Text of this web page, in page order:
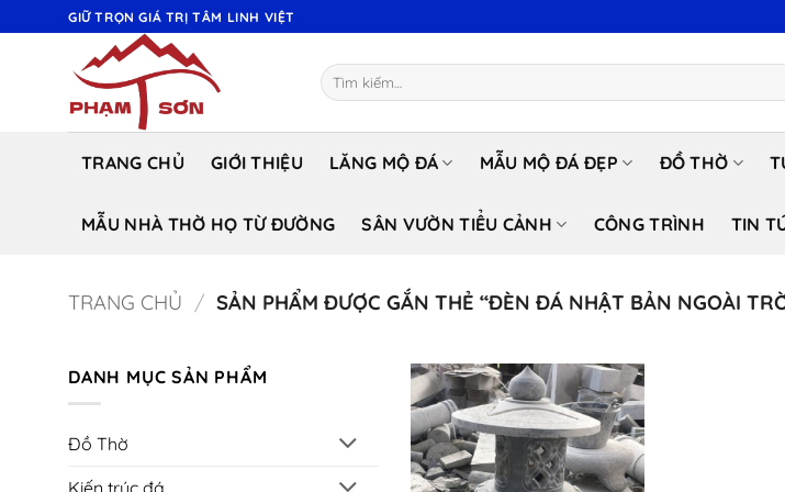
qua
GIỮ TRỌN GIÁ TRỊ TÂM LINH VIỆT
Tìm
kiếm:
TRANG CHỦ GIỚI THIỆU LĂNG MỘ ĐÁ MẪU MỘ ĐÁ ĐẸP ĐỒ THỜ
MẪU NHÀ THỜ HỌ TỪ ĐƯỜNG SÂN VƯỜN TIỂU CẢNH CÔNG TRÌNH TIN
TRANG CHỦ / SẢN PHẨM ĐƯỢC GẮN THẺ “ĐÈN ĐÁ NHẬT BẢN NGOÀI
DANH MỤC SẢN PHẨM
Đồ Thờ